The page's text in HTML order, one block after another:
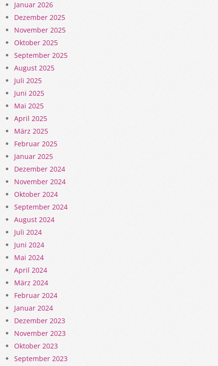
Januar 2026
Dezember 2025
November 2025
Oktober 2025
September 2025
August 2025
Juli 2025
Juni 2025
Mai 2025
April 2025
März 2025
Februar 2025
Januar 2025
Dezember 2024
November 2024
Oktober 2024
September 2024
August 2024
Juli 2024
Juni 2024
Mai 2024
April 2024
März 2024
Februar 2024
Januar 2024
Dezember 2023
November 2023
Oktober 2023
September 2023